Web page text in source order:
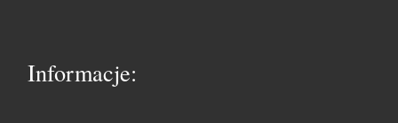
Informacje: